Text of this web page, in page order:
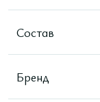
Состав
Бренд